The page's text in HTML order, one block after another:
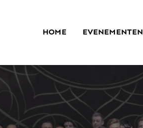
HOME EVENEMENTEN